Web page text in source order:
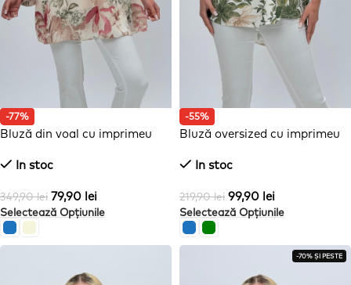
-77%
Bluză din voal cu imprimeu
In stoc
349,90lei 79,90 lei
Selectează Opțiunile
-55%
Bluză oversized cu imprimeu
In stoc
219,90lei 99,90 lei
Selectează Opțiunile
-70% ȘI PESTE